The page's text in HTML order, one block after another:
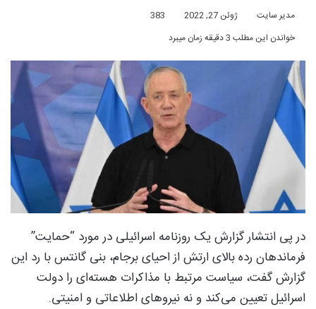
مدیر سایت ژوئن 27, 2022
383
خواندن این مطلب 3 دقیقه زمان میبرد
در پی انتشار گزارش یک روزنامه اسرائیلی در مورد “حمایت”
فرماندهان رده بالای ارتش از احیای برجام، بنی گانتس با رد این
گزارش گفت، سیاست مرتبط با مذاکرات هسته‌ای را دولت
اسرائیل تعیین می‌کند و نه نیروهای اطلاعاتی و امنیتی.